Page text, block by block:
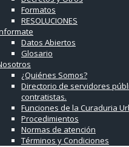
Formatos
RESOLUCIONES
Datos Abiertos
Glosario
¿Quiénes Somos?
Directorio de servidores
contratistas.
Funciones de la Curaduria
Procedimientos
Normas de atención
Términos y Condiciones